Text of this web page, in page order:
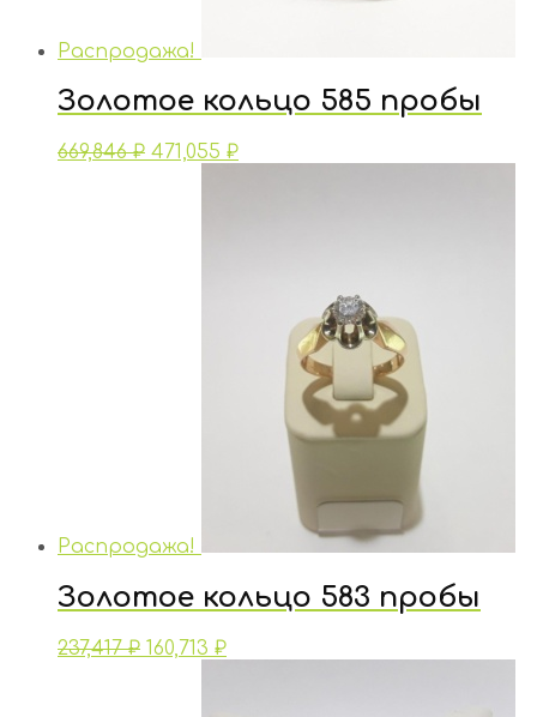
Распродажа!
Золотое кольцо 585 пробы
669,846₽ 471,055 ₽
Распродажа!
Золотое кольцо 583 пробы
237,417₽ 160,713 ₽